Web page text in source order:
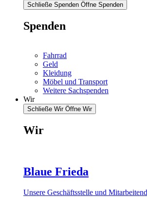
Schließe Spenden Öffne Spenden
Spenden
Fahrrad
Geld
Kleidung
Möbel und Transport
Weitere Sachspenden
Wir
Schließe Wir Öffne Wir
Wir
Blaue Frieda
Unsere Geschäftsstelle und